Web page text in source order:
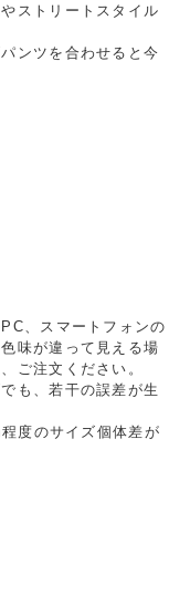
ストリートスタイル
ンツを合わせると今
、スマートフォンの
味が違って見える場
ご注文ください。
も、若干の誤差が生
度のサイズ個体差が